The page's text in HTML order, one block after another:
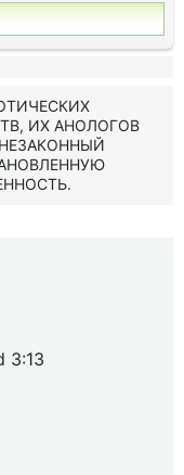
ИХ АНОЛОГОВ
3:13